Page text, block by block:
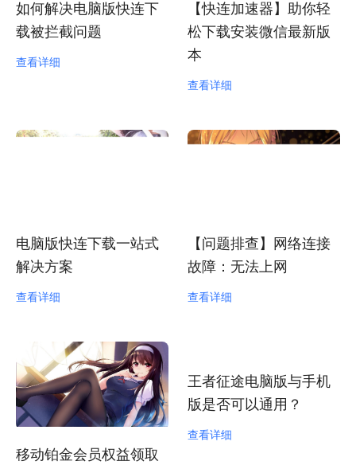
如何解决电脑版快连下
载被拦截问题
查看详细
【快连加速器】助你轻
松下载安装微信最新版
本
查看详细
电脑版快连下载一站式
解决方案
查看详细
【问题排查】网络连接
故障：无法上网
查看详细
移动铂金会员权益领取
王者征途电脑版与手机
版是否可以通用？
查看详细